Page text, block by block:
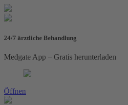
24/7 ärztliche Behandlung
Medgate App – Gratis herunterladen
Öffnen